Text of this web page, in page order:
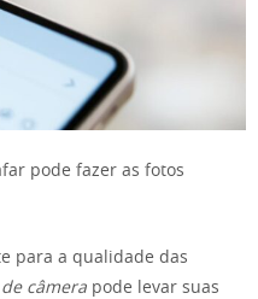
pode fazer as fotos
para a qualidade das
câmera pode levar suas